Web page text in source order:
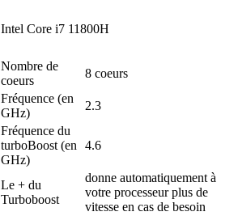
Intel Core i7 11800H
Nombre de
coeurs
8 coeurs
Fréquence (en
GHz)
2.3
Fréquence du
turboBoost (en
GHz)
4.6
Le + du
Turboboost
donne automatiquement à
votre processeur plus de
vitesse en cas de besoin